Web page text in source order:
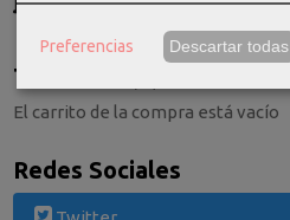
Tu Carrito (0)
El carrito de la compra está vacío
Redes Sociales
Preferencias Descartar todas